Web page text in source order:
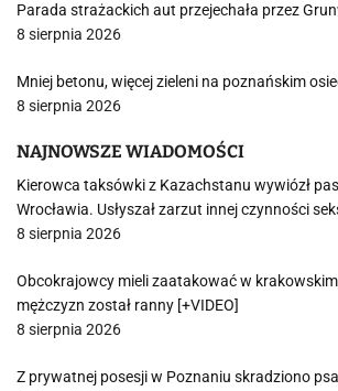
Parada strażackich aut przejechała przez
8 sierpnia 2026
Mniej betonu, więcej zieleni na poznańskim
8 sierpnia 2026
NAJNOWSZE WIADOMOŚCI
Kierowca taksówki z Kazachstanu wywiózł
Wrocławia. Usłyszał zarzut innej czynności
8 sierpnia 2026
Obcokrajowcy mieli zaatakować w
mężczyzn został ranny [+VIDEO]
8 sierpnia 2026
Z prywatnej posesji w Poznaniu skradziono